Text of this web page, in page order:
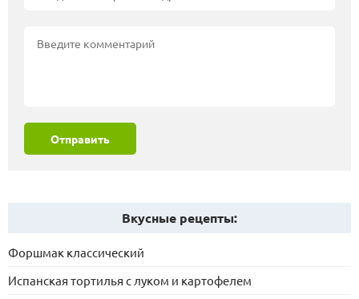
Отправить
Вкусные рецепты:
Форшмак классический
Испанская тортилья с луком и картофелем